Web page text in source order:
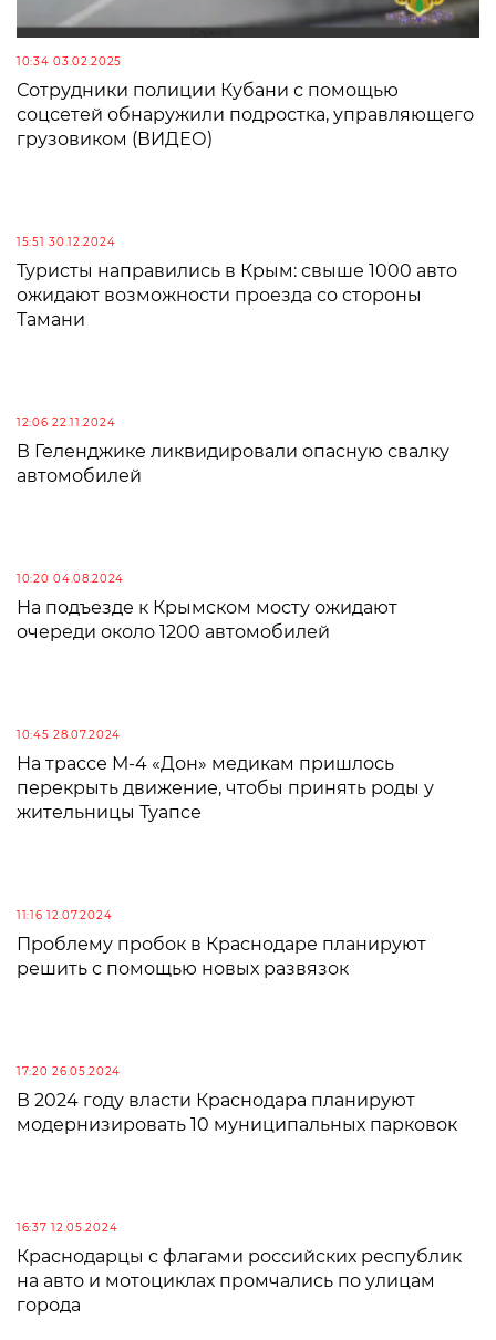
10:34 03.02.2025
Сотрудники полиции Кубани с помощью
соцсетей обнаружили подростка, управляющего
грузовиком (ВИДЕО)
15:51 30.12.2024
Туристы направились в Крым: свыше 1000 авто
ожидают возможности проезда со стороны
Тамани
12:06 22.11.2024
В Геленджике ликвидировали опасную свалку
автомобилей
10:20 04.08.2024
На подъезде к Крымском мосту ожидают
очереди около 1200 автомобилей
10:45 28.07.2024
На трассе М-4 «Дон» медикам пришлось
перекрыть движение, чтобы принять роды у
жительницы Туапсе
11:16 12.07.2024
Проблему пробок в Краснодаре планируют
решить с помощью новых развязок
17:20 26.05.2024
В 2024 году власти Краснодара планируют
модернизировать 10 муниципальных парковок
16:37 12.05.2024
Краснодарцы с флагами российских республик
на авто и мотоциклах промчались по улицам
города